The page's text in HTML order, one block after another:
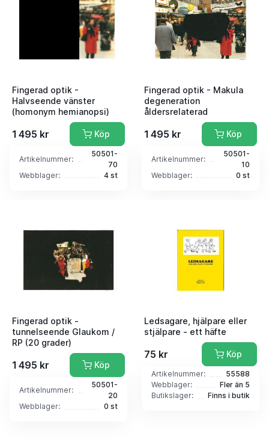
Fingerad optik -
Halvseende vänster
(homonym hemianopsi)
1 495 kr Köp
Artikelnummer:
50501-
70
Webblager:
4 st
Fingerad optik - Makula
degeneration
åldersrelaterad
1 495 kr Köp
Artikelnummer:
50501-
10
Webblager:
0 st
Fingerad optik -
tunnelseende Glaukom /
RP (20 grader)
1 495 kr Köp
Artikelnummer:
50501-
20
Webblager:
0 st
Ledsagare, hjälpare eller
stjälpare - ett häfte
75 kr Köp
Artikelnummer:
55588
Webblager:
Fler än 5
Butikslager:
Finns i butik